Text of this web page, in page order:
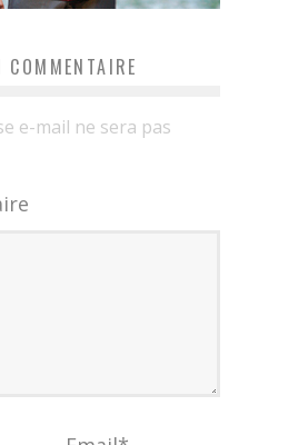
e-mail ne sera pas